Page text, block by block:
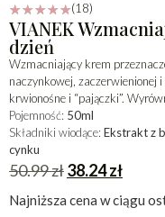
☆☆☆☆☆(18)
VIANEK
dzień
Wzmacniający krem
naczynkowej, zaczerwienionej
krwionośne i “pajączki”.
Pojemność: 50ml
Składniki wiodące: Ekstrakt z
cynku
50.99zł38.24zł
Najniższa cena w ciągu